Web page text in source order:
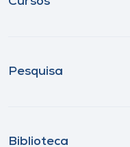
Pesquisa
Biblioteca